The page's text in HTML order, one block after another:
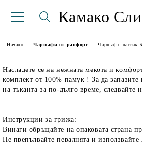
Камако
Начало Чаршафи от ранфорс Чаршаф с ластик
Насладете се на нежната мекота и
комплект от 100% памук ! За да запазите
на тъканта за по-дълго време, следвайте
Инструкции за грижа:
Винаги обръщайте на опаковата страна
Не препълвайте пералнята и използвайте